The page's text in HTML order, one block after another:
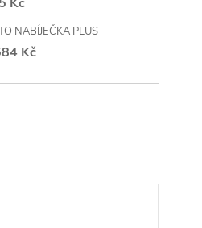
NABÍJEČKA PLUS
Kč